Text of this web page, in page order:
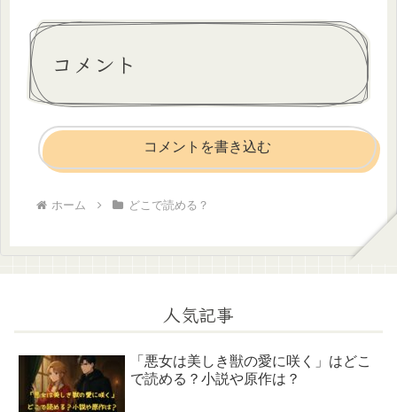
コメント
コメントを書き込む
ホーム どこで読める？
人気記事
「悪女は美しき獣の愛に咲く」はどこ
で読める？小説や原作は？